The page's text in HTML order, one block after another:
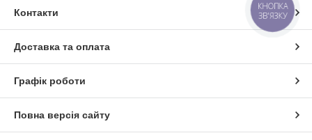
Контакти
Доставка та оплата
Графік роботи
Повна версія сайту
КНОПКА
ЗВ'ЯЗКУ